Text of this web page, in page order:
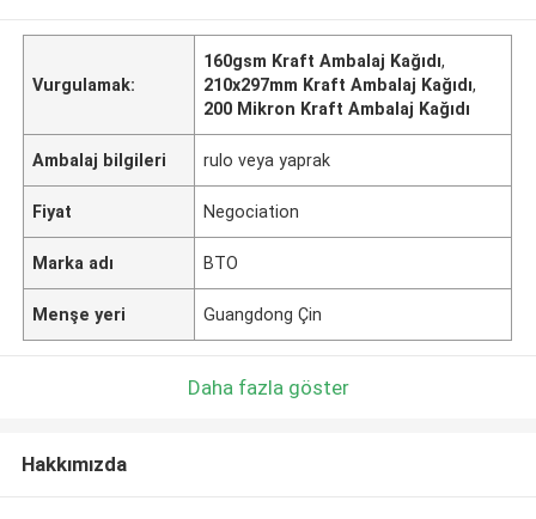
Vurgulamak:
160gsm Kraft Ambalaj Kağıdı,
210x297mm Kraft Ambalaj Kağıdı,
200 Mikron Kraft Ambalaj Kağıdı
Ambalaj bilgileri rulo veya yaprak
Fiyat Negociation
Marka adı BTO
Menşe yeri Guangdong Çin
Daha fazla göster
Hakkımızda